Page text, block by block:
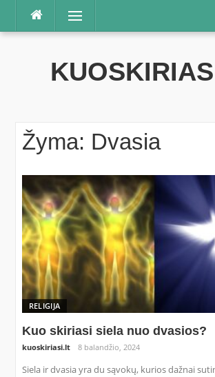
Praleisti
Meniu
Žyma: Dvasia
RELIGIJA
Kuo skiriasi siela nuo dvasios?
kuoskiriasi.lt 8 balandžio, 2024
Siela ir dvasia yra du sąvokų, kurios dažnai